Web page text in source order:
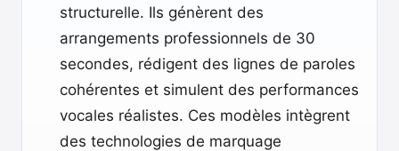
structurelle. Ils génèrent des
arrangements professionnels de 30
secondes, rédigent des lignes de paroles
cohérentes et simulent des performances
vocales réalistes. Ces modèles intègrent
des technologies de marquage